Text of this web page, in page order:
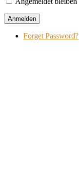
Forget Password?